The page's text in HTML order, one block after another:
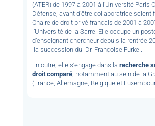
(ATER) de 1997 à 2001 à l’Université Paris
Défense, avant d’être collaboratrice
Chaire de droit privé français de 2001 à
l’Université de la Sarre. Elle occupe un
d’enseignant chercheur depuis la rentrée
la succession du Dr. Françoise Furkel.
En outre, elle s’engage dans la recherche
droit comparé, notamment au sein de la
(France, Allemagne, Belgique et